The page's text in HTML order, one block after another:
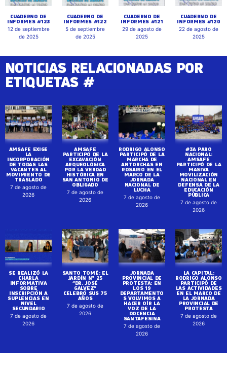
CUADERNO DE
INFORMES #123
12 de septiembre
de 2025
CUADERNO DE
INFORMES #122
5 de septiembre
de 2025
CUADERNO DE
INFORMES #121
29 de agosto de
2025
CUADERNO DE
INFORMES #120
22 de agosto de
2025
NOTICIAS RELACIONADAS POR
ETIQUETAS #
AMSAFE EXIGE
LA
INCORPORACIÓN
DE TODAS LAS
VACANTES AL
MOVIMIENTO DE
TRASLADO
7 de agosto de
2026
AMSAFE
PARTICIPÓ DE LA
EXCAVACIÓN
ARQUEOLÓGICA
POR LA VERDAD
HISTÓRICA EN
SAN ANTONIO DE
OBLIGADO
7 de agosto de
2026
RODRIGO ALONSO
PARTICIPÓ DE LA
MARCHA DE
ANTORCHAS EN
ROSARIO EN EL
MARCO DE LA
JORNADA
NACIONAL DE
LUCHA
7 de agosto de
2026
#3A PARO
NACIONAL:
AMSAFE
PARTICIPÓ DE LA
MASIVA
MOVILIZACIÓN
NACIONAL EN
DEFENSA DE LA
EDUCACIÓN
PÚBLICA
7 de agosto de
2026
SE REALIZÓ LA
CHARLA
INFORMATIVA
SOBRE
INSCRIPCIÓN A
SUPLENCIAS EN
NIVEL
SECUNDARIO
7 de agosto de
2026
SANTO TOMÉ: EL
JARDÍN N° 25
“DR. JOSÉ
GALVEZ”
CELEBRÓ SUS 75
AÑOS
7 de agosto de
2026
JORNADA
PROVINCIAL DE
PROTESTA: EN
LOS 19
DEPARTAMENTO
S VOLVIMOS A
HACER OÍR LA
VOZ DE LA
DOCENCIA
SANTAFESINA
7 de agosto de
2026
LA CAPITAL:
RODRIGO ALONSO
PARTICIPÓ DE
LAS ACTIVIDADES
EN EL MARCO DE
LA JORNADA
PROVINCIAL DE
PROTESTA
7 de agosto de
2026